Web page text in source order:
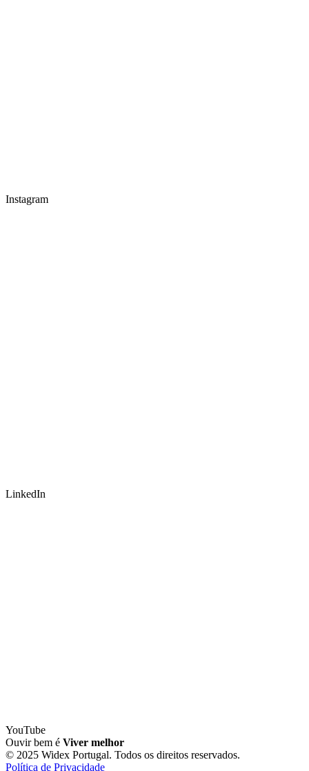
Instagram
LinkedIn
YouTube
Ouvir bem é Viver melhor
© 2025 Widex Portugal. Todos os direitos reservados.
Política de Privacidade